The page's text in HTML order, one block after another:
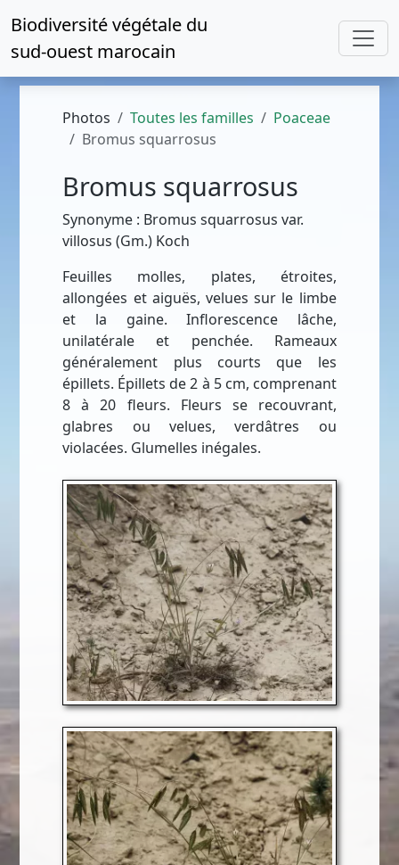
Biodiversité végétale du
sud-ouest marocain
Photos Toutes les familles
Poaceae
Bromus squarrosus
Bromus squarrosus
Synonyme : Bromus squarrosus var.
villosus (Gm.) Koch
Feuilles molles, plates, étroites,
allongées et aiguës, velues sur le limbe
et la gaine. Inflorescence lâche,
unilatérale et penchée. Rameaux
généralement plus courts que les
épillets. Épillets de 2 à 5 cm, comprenant
8 à 20 fleurs. Fleurs se recouvrant,
glabres ou velues, verdâtres ou
violacées. Glumelles inégales.